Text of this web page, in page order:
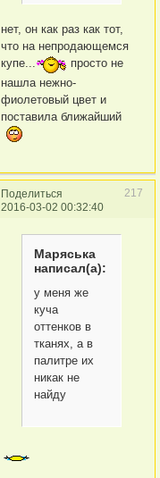
нет, он как раз как тот,
что на непродающемся
купе...
просто не
нашла нежно-
фиолетовый цвет и
поставила ближайший
Поделиться
217
2016-03-02 00:32:40
Маряська
написал(а):
у меня же
куча
оттенков в
тканях, а в
палитре их
никак не
найду